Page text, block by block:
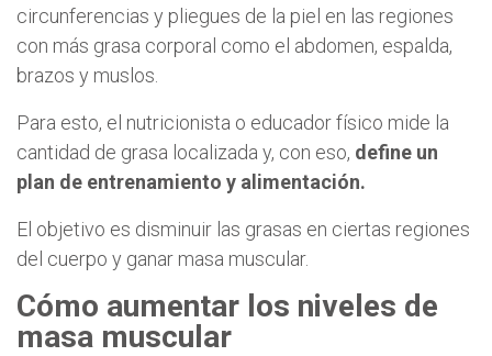
circunferencias y pliegues de la piel en las regiones
con más grasa corporal como el abdomen, espalda,
brazos y muslos.
Para esto, el nutricionista o educador físico mide la
cantidad de grasa localizada y, con eso, define un
plan de entrenamiento y alimentación.
El objetivo es disminuir las grasas en ciertas regiones
del cuerpo y ganar masa muscular.
Cómo aumentar los niveles de
masa muscular